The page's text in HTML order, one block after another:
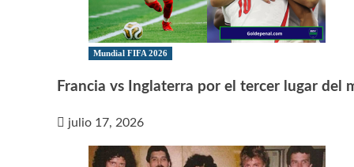
Mundial FIFA 2026
Francia vs Inglaterra por el tercer lugar del
julio 17, 2026